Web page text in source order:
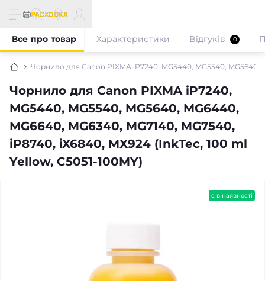
Чорнило для Canon PIXMA iP7240, MG5440, MG5540, MG5640,
Чорнило для Canon PIXMA iP7240,
MG5440, MG5540, MG5640, MG6440,
MG6640, MG6340, MG7140, MG7540,
iP8740, iX6840, MX924 (InkTec, 100 ml
Yellow, C5051-100MY)
Все про товар Характеристики Відгуків 0
є в наявності